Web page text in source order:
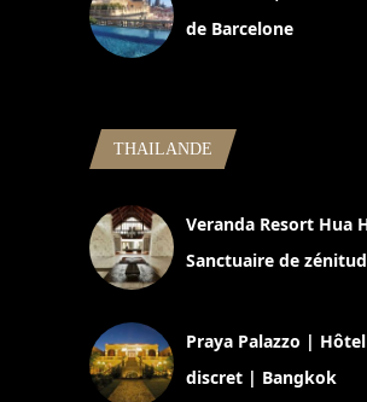
de Barcelone
THAILANDE
Veranda Resort Hua
Sanctuaire de
Praya Palazzo |
discret | Bangkok